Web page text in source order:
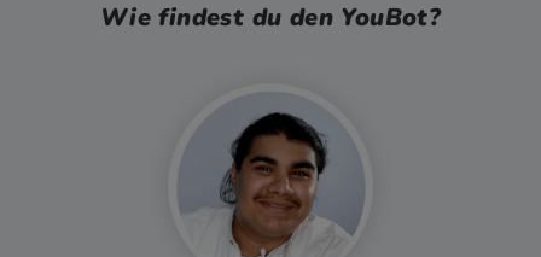
Wie findest du den YouBot?